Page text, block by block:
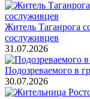
Житель Таганрога
сослуживцев
31.07.2026
Подозреваемого в
30.07.2026